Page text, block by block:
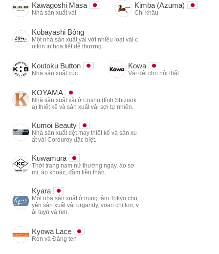
Kawagoshi Masa
Nhà sản xuất vải
Kimba (Azuma)
Chỉ khâu
Kobayashi Bông
Một nhà sản xuất vải với nhiều loại vải c
otton in họa tiết dễ thương.
Koutoku Button
Nhà sản xuất cúc
Kowa
Vải dệt cho nội thất
KOYAMA
Nhà sản xuất vải ở Enshu (tỉnh Shizuok
a) thiết kế và sản xuất vải sợi tự nhiên.
Kumoi Beauty
Nhà sản xuất dệt may thiết kế và sản xu
ất vải Corduroy đặc biệt.
Kuwamura
Thời trang nam nữ thường ngày, áo sơ
mi, áo khoác, đầm liền thân.
Kyara
Một nhà sản xuất ở trung tâm Tokyo chu
yên sản xuất vải organdy, voan chiffon, v
ải tuyn và ren.
Kyowa Lace
Ren và Đăng ten